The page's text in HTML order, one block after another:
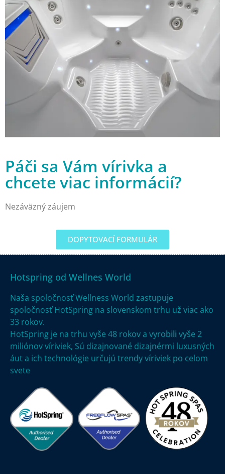
Páči sa Vám vírivka a
chcete viac informácií?
Nezáväzný záujem
DOPYTOVACÍ FORMULÁR
Hotspring od Wellnes World
Naša spoločnosť Wellness World zastupuje
spoločnosť HotSpring na slovenskom trhu už viac ako
33 rokov.
HotSpring je na trhu vyše 48 rokov a vyrobili vyše 2
miliónov víriviek, Sú dizajnované dizajnérmi luxusných
áut a ich technológie určujú trendy víriviek po celom
svete